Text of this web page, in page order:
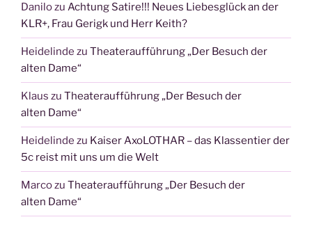
Danilozu Achtung Satire!!! Neues Liebesglück an der
KLR+, Frau Gerigk und Herr Keith?
Heidelinde zu Theateraufführung „Der Besuch der
alten Dame“
Klaus zu Theateraufführung „Der Besuch der
alten Dame“
Heidelinde zu Kaiser AxoLOTHAR – das Klassentier der
5c reist mit uns um die Welt
Marcozu Theateraufführung „Der Besuch der
alten Dame“